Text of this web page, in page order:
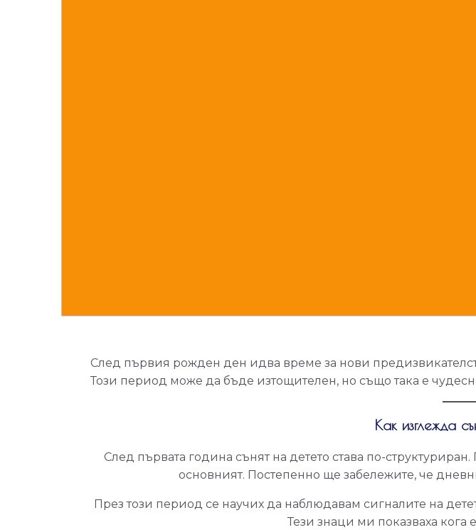
След първия рожден ден идва време за нови
Този период може да бъде изтощителен, но също така е
Как изглежда
След първата година сънят на детето става по-
основният. Постепенно ще забележите, че
През този период се научих да наблюдавам сигналите на
Тези знаци ми показваха кога